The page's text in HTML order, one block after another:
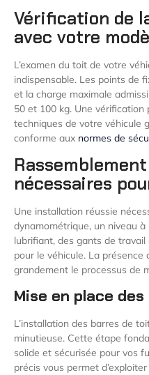
Vérification de
avec votre
L’examen du toit de votre
indispensable. Les points de
et la charge maximale
50 et 100 kg. Une vérification
techniques de votre véhicule
conforme aux normes de
nécessaires
Une installation réussie
dynamométrique, un niveau
lubrifiant, des gants de
pour le véhicule. La
grandement le processus de
Mise en place
L’installation des barres de
minutieuse. Cette étape
solide et sécurisée pour vos
précis vous permet